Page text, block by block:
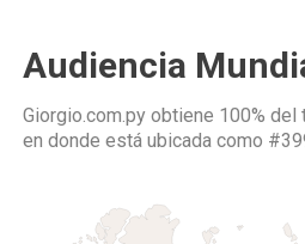
Audiencia
Giorgio.com.py obtiene 100%
en donde está ubicada como